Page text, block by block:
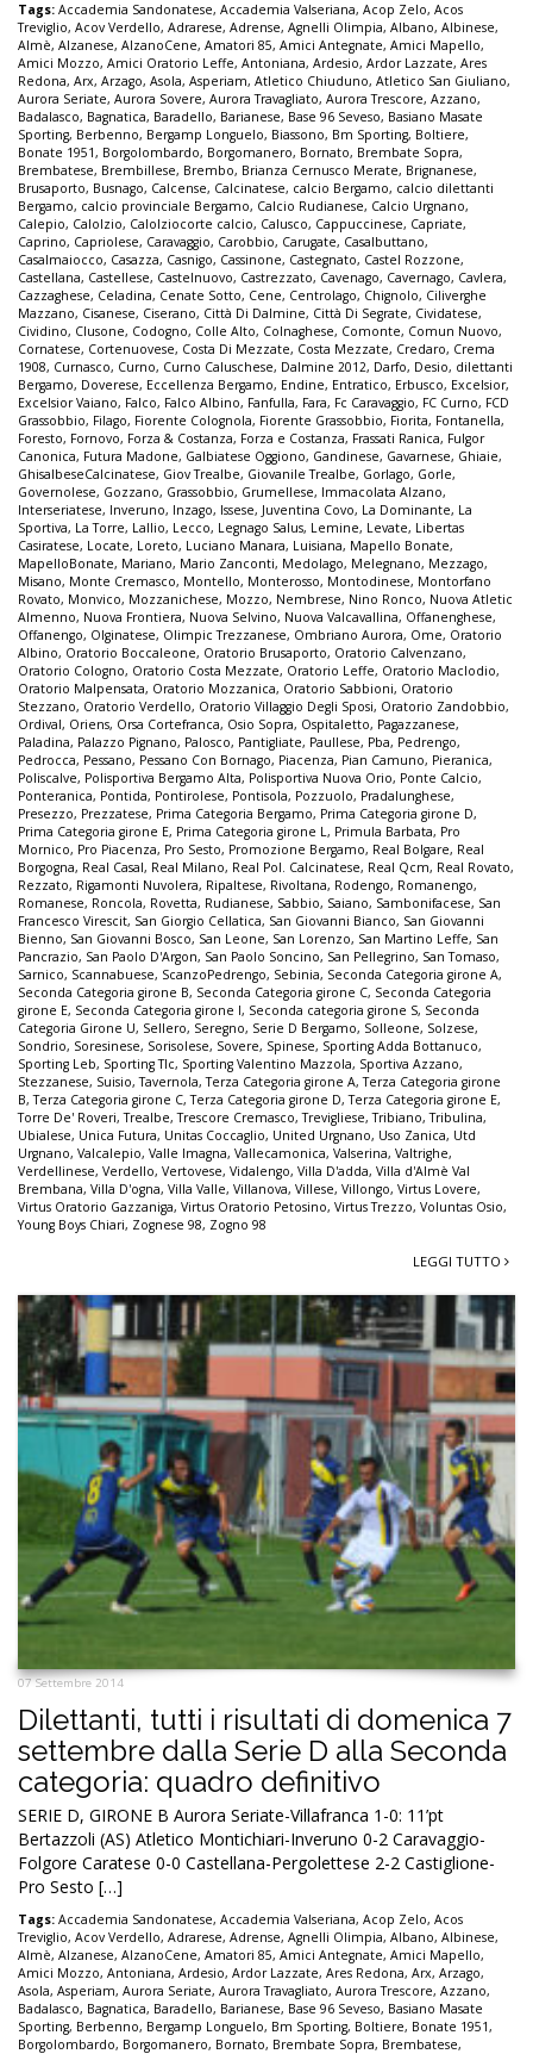
Tags: Accademia Sandonatese, Accademia Valseriana, Acop Zelo, Acos
Treviglio, Acov Verdello, Adrarese, Adrense, Agnelli Olimpia, Albano, Albinese,
Almè, Alzanese, AlzanoCene, Amatori 85, Amici Antegnate, Amici Mapello,
Amici Mozzo, Amici Oratorio Leffe, Antoniana, Ardesio, Ardor Lazzate, Ares
Redona, Arx, Arzago, Asola, Asperiam, Atletico Chiuduno, Atletico San Giuliano,
Aurora Seriate, Aurora Sovere, Aurora Travagliato, Aurora Trescore, Azzano,
Badalasco, Bagnatica, Baradello, Barianese, Base 96 Seveso, Basiano Masate
Sporting, Berbenno, Bergamp Longuelo, Biassono, Bm Sporting, Boltiere,
Bonate 1951, Borgolombardo, Borgomanero, Bornato, Brembate Sopra,
Brembatese, Brembillese, Brembo, Brianza Cernusco Merate, Brignanese,
Brusaporto, Busnago, Calcense, Calcinatese, calcio Bergamo, calcio dilettanti
Bergamo, calcio provinciale Bergamo, Calcio Rudianese, Calcio Urgnano,
Calepio, Calolzio, Calolziocorte calcio, Calusco, Cappuccinese, Capriate,
Caprino, Capriolese, Caravaggio, Carobbio, Carugate, Casalbuttano,
Casalmaiocco, Casazza, Casnigo, Cassinone, Castegnato, Castel Rozzone,
Castellana, Castellese, Castelnuovo, Castrezzato, Cavenago, Cavernago, Cavlera,
Cazzaghese, Celadina, Cenate Sotto, Cene, Centrolago, Chignolo, Ciliverghe
Mazzano, Cisanese, Ciserano, Città Di Dalmine, Città Di Segrate, Cividatese,
Cividino, Clusone, Codogno, Colle Alto, Colnaghese, Comonte, Comun Nuovo,
Cornatese, Cortenuovese, Costa Di Mezzate, Costa Mezzate, Credaro, Crema
1908, Curnasco, Curno, Curno Caluschese, Dalmine 2012, Darfo, Desio, dilettanti
Bergamo, Doverese, Eccellenza Bergamo, Endine, Entratico, Erbusco, Excelsior,
Excelsior Vaiano, Falco, Falco Albino, Fanfulla, Fara, Fc Caravaggio, FC Curno, FCD
Grassobbio, Filago, Fiorente Colognola, Fiorente Grassobbio, Fiorita, Fontanella,
Foresto, Fornovo, Forza & Costanza, Forza e Costanza, Frassati Ranica, Fulgor
Canonica, Futura Madone, Galbiatese Oggiono, Gandinese, Gavarnese, Ghiaie,
GhisalbeseCalcinatese, Giov Trealbe, Giovanile Trealbe, Gorlago, Gorle,
Governolese, Gozzano, Grassobbio, Grumellese, Immacolata Alzano,
Interseriatese, Inveruno, Inzago, Issese, Juventina Covo, La Dominante, La
Sportiva, La Torre, Lallio, Lecco, Legnago Salus, Lemine, Levate, Libertas
Casiratese, Locate, Loreto, Luciano Manara, Luisiana, Mapello Bonate,
MapelloBonate, Mariano, Mario Zanconti, Medolago, Melegnano, Mezzago,
Misano, Monte Cremasco, Montello, Monterosso, Montodinese, Montorfano
Rovato, Monvico, Mozzanichese, Mozzo, Nembrese, Nino Ronco, Nuova Atletic
Almenno, Nuova Frontiera, Nuova Selvino, Nuova Valcavallina, Offanenghese,
Offanengo, Olginatese, Olimpic Trezzanese, Ombriano Aurora, Ome, Oratorio
Albino, Oratorio Boccaleone, Oratorio Brusaporto, Oratorio Calvenzano,
Oratorio Cologno, Oratorio Costa Mezzate, Oratorio Leffe, Oratorio Maclodio,
Oratorio Malpensata, Oratorio Mozzanica, Oratorio Sabbioni, Oratorio
Stezzano, Oratorio Verdello, Oratorio Villaggio Degli Sposi, Oratorio Zandobbio,
Ordival, Oriens, Orsa Cortefranca, Osio Sopra, Ospitaletto, Pagazzanese,
Paladina, Palazzo Pignano, Palosco, Pantigliate, Paullese, Pba, Pedrengo,
Pedrocca, Pessano, Pessano Con Bornago, Piacenza, Pian Camuno, Pieranica,
Poliscalve, Polisportiva Bergamo Alta, Polisportiva Nuova Orio, Ponte Calcio,
Ponteranica, Pontida, Pontirolese, Pontisola, Pozzuolo, Pradalunghese,
Presezzo, Prezzatese, Prima Categoria Bergamo, Prima Categoria girone D,
Prima Categoria girone E, Prima Categoria girone L, Primula Barbata, Pro
Mornico, Pro Piacenza, Pro Sesto, Promozione Bergamo, Real Bolgare, Real
Borgogna, Real Casal, Real Milano, Real Pol. Calcinatese, Real Qcm, Real Rovato,
Rezzato, Rigamonti Nuvolera, Ripaltese, Rivoltana, Rodengo, Romanengo,
Romanese, Roncola, Rovetta, Rudianese, Sabbio, Saiano, Sambonifacese, San
Francesco Virescit, San Giorgio Cellatica, San Giovanni Bianco, San Giovanni
Bienno, San Giovanni Bosco, San Leone, San Lorenzo, San Martino Leffe, San
Pancrazio, San Paolo D'Argon, San Paolo Soncino, San Pellegrino, San Tomaso,
Sarnico, Scannabuese, ScanzoPedrengo, Sebinia, Seconda Categoria girone A,
Seconda Categoria girone B, Seconda Categoria girone C, Seconda Categoria
girone E, Seconda Categoria girone I, Seconda categoria girone S, Seconda
Categoria Girone U, Sellero, Seregno, Serie D Bergamo, Solleone, Solzese,
Sondrio, Soresinese, Sorisolese, Sovere, Spinese, Sporting Adda Bottanuco,
Sporting Leb, Sporting Tlc, Sporting Valentino Mazzola, Sportiva Azzano,
Stezzanese, Suisio,Tavernola,Terza Categoria girone A,Terza Categoria girone
B,Terza Categoria girone C,Terza Categoria girone D,Terza Categoria girone E,
Torre De' Roveri,Trealbe,Trescore Cremasco,Trevigliese,Tribiano,Tribulina,
Ubialese, Unica Futura, Unitas Coccaglio, United Urgnano, Uso Zanica, Utd
Urgnano, Valcalepio, Valle Imagna, Vallecamonica, Valserina, Valtrighe,
Verdellinese, Verdello, Vertovese, Vidalengo, Villa D'adda, Villa d'Almè Val
Brembana, Villa D'ogna, Villa Valle, Villanova, Villese, Villongo, Virtus Lovere,
Virtus Oratorio Gazzaniga, Virtus Oratorio Petosino, Virtus Trezzo, Voluntas Osio,
Young Boys Chiari, Zognese 98, Zogno 98
LEGGI TUTTO
07 Settembre 2014
Dilettanti, tutti i risultati di domenica 7
settembre dalla Serie D alla Seconda
categoria: quadro definitivo
SERIE D, GIRONE B Aurora Seriate-Villafranca 1-0: 11’pt
Bertazzoli (AS) Atletico Montichiari-Inveruno 0-2 Caravaggio-
Folgore Caratese 0-0 Castellana-Pergolettese 2-2 Castiglione-
Pro Sesto […]
Tags: Accademia Sandonatese, Accademia Valseriana, Acop Zelo, Acos
Treviglio, Acov Verdello, Adrarese, Adrense, Agnelli Olimpia, Albano, Albinese,
Almè, Alzanese, AlzanoCene, Amatori 85, Amici Antegnate, Amici Mapello,
Amici Mozzo, Antoniana, Ardesio, Ardor Lazzate, Ares Redona, Arx, Arzago,
Asola, Asperiam, Aurora Seriate, Aurora Travagliato, Aurora Trescore, Azzano,
Badalasco, Bagnatica, Baradello, Barianese, Base 96 Seveso, Basiano Masate
Sporting, Berbenno, Bergamp Longuelo, Bm Sporting, Boltiere, Bonate 1951,
Borgolombardo, Borgomanero, Bornato, Brembate Sopra, Brembatese,